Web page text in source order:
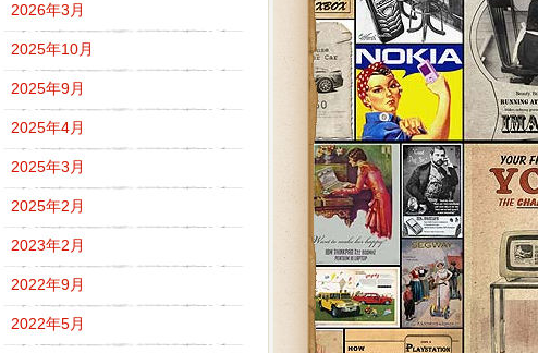
2026年3月
2025年10月
2025年9月
2025年4月
2025年3月
2025年2月
2023年2月
2022年9月
2022年5月